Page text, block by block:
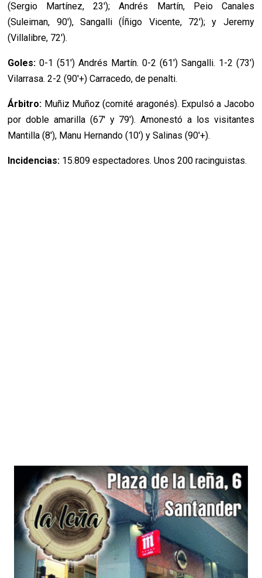
(Sergio Martínez, 23'); Andrés Martín, Peio Canales
(Suleiman, 90'), Sangalli (Íñigo Vicente, 72'); y Jeremy
(Villalibre, 72').
Goles: 0-1 (51') Andrés Martín. 0-2 (61') Sangalli. 1-2 (73')
Vilarrasa. 2-2 (90'+) Carracedo, de penalti.
Árbitro: Muñiz Muñoz (comité aragonés). Expulsó a Jacobo
por doble amarilla (67' y 79'). Amonestó a los visitantes
Mantilla (8'), Manu Hernando (10') y Salinas (90'+).
Incidencias: 15.809 espectadores. Unos 200 racinguistas.